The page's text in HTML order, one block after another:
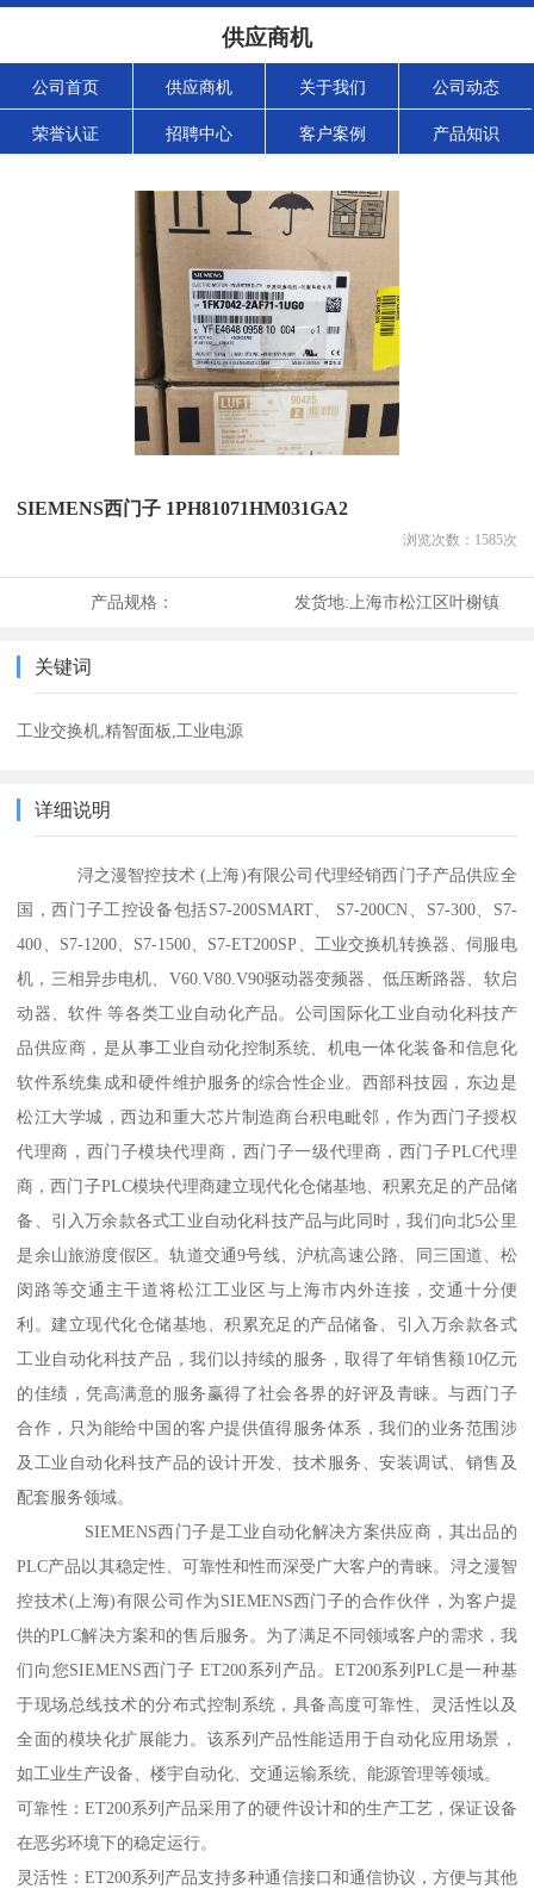
供应商机
公司首页 供应商机 关于我们 公司动态
荣誉认证 招聘中心 客户案例 产品知识
SIEMENS西门子 1PH81071HM031GA2
浏览次数： 1585次
产品规格： 发货地: 上海市松江区叶榭镇
关键词
工业交换机,精智面板,工业电源
详细说明
浔之漫智控技术 (上海)有限公司代理经销西门子产品供应全
国，西门子工控设备包括S7-200SMART、 S7-200CN、S7-300、S7-
400、S7-1200、S7-1500、S7-ET200SP、工业交换机转换器、伺服电
机，三相异步电机、V60.V80.V90驱动器变频器、低压断路器、软启
动器、软件 等各类工业自动化产品。公司国际化工业自动化科技产
品供应商，是从事工业自动化控制系统、机电一体化装备和信息化
软件系统集成和硬件维护服务的综合性企业。西部科技园，东边是
松江大学城，西边和重大芯片制造商台积电毗邻，作为西门子授权
代理商，西门子模块代理商，西门子一级代理商，西门子PLC代理
商，西门子PLC模块代理商建立现代化仓储基地、积累充足的产品储
备、引入万余款各式工业自动化科技产品与此同时，我们向北5公里
是余山旅游度假区。轨道交通9号线、沪杭高速公路、同三国道、松
闵路等交通主干道将松江工业区与上海市内外连接，交通十分便
利。建立现代化仓储基地、积累充足的产品储备、引入万余款各式
工业自动化科技产品，我们以持续的服务，取得了年销售额10亿元
的佳绩，凭高满意的服务赢得了社会各界的好评及青睐。与西门子
合作，只为能给中国的客户提供值得服务体系，我们的业务范围涉
及工业自动化科技产品的设计开发、技术服务、安装调试、销售及
配套服务领域。
SIEMENS西门子是工业自动化解决方案供应商，其出品的
PLC产品以其稳定性、可靠性和性而深受广大客户的青睐。浔之漫智
控技术(上海)有限公司作为SIEMENS西门子的合作伙伴，为客户提
供的PLC解决方案和的售后服务。为了满足不同领域客户的需求，我
们向您SIEMENS西门子 ET200系列产品。ET200系列PLC是一种基
于现场总线技术的分布式控制系统，具备高度可靠性、灵活性以及
全面的模块化扩展能力。该系列产品性能适用于自动化应用场景，
如工业生产设备、楼宇自动化、交通运输系统、能源管理等领域。
可靠性：ET200系列产品采用了的硬件设计和的生产工艺，保证设备
在恶劣环境下的稳定运行。
灵活性：ET200系列产品支持多种通信接口和通信协议，方便与其他